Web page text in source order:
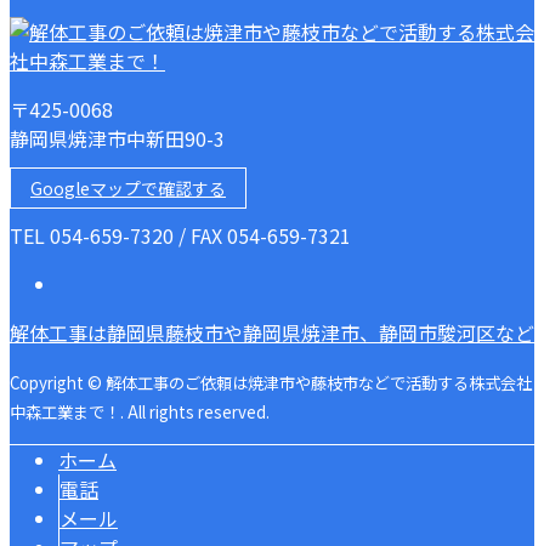
〒425-0068
静岡県焼津市中新田90-3
Googleマップで確認する
TEL 054-659-7320 / FAX 054-659-7321
解体工事は静岡県藤枝市や静岡県焼津市、静岡市駿河区な
Copyright © 解体工事のご依頼は焼津市や藤枝市などで活動する株式会社
中森工業まで！. All rights reserved.
ホーム
電話
メール